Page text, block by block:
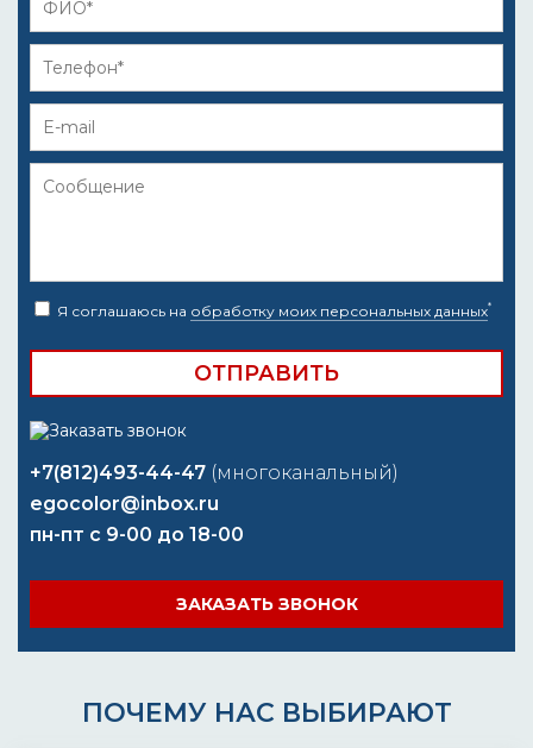
Я соглашаюсь на обработку моих персональных данных*
+7(812)493-44-47 (многоканальный)
egocolor@inbox.ru
пн-пт с 9-00 до 18-00
ЗАКАЗАТЬ ЗВОНОК
ПОЧЕМУ НАС ВЫБИРАЮТ